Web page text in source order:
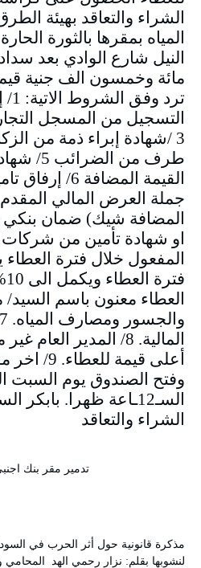
الشراء والتعاقد بهيئة
مائة وخمسون الف جنية
ترد
طرف من
جملة العرض المالي
المضافة شيك) ضمان
او شهادة تأمين من شركات
المفعول خلال فترة
العطاء معنون باسم
المالية. 8/ المدير
أعلى قيمة
السـ12ـاعة ظهرا.
الشراء والتعاقد
تدمير مقر بنك
مذكرة قانونية حول أثر الحرب في
لنشوبها بقلم: نزار رحمي الهد المحامي